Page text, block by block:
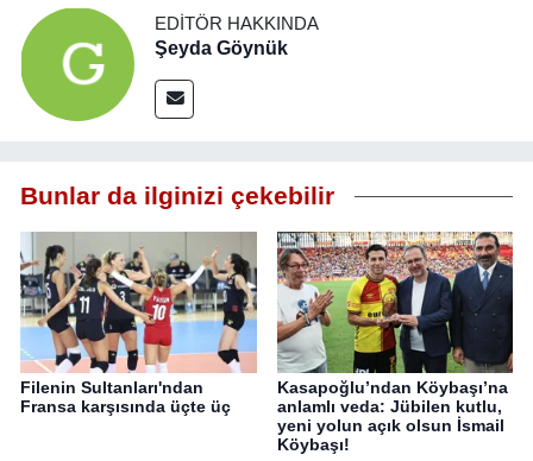
EDITÖR HAKKINDA
Şeyda Göynük
Bunlar da ilginizi çekebilir
Filenin Sultanları'ndan
Fransa karşısında üçte üç
Kasapoğlu’ndan Köybaşı’na
anlamlı veda: Jübilen kutlu,
yeni yolun açık olsun İsmail
Köybaşı!